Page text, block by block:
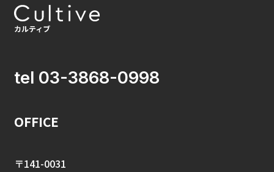
tel 03-3868-0998
OFFICE
〒141-0031